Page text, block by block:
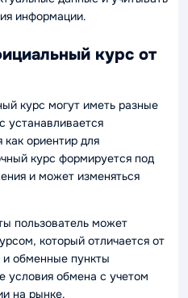
информации.
курс от
курс могут иметь разные
устанавливается
как ориентир для
курс формируется под
и может изменяться
пользователь может
который отличается от
обменные пункты
условия обмена с учетом
на рынке.